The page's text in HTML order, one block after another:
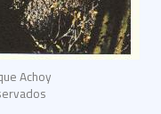
Achoy